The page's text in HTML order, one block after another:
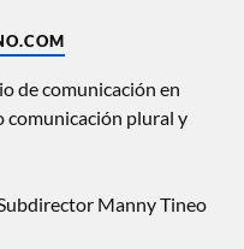
de comunicación en
comunicación plural y
Manny Tineo